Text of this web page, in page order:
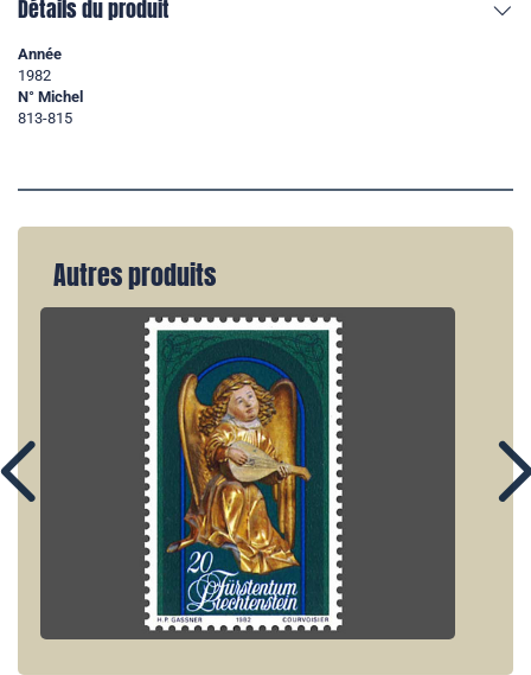
Détails du produit
Année
1982
N° Michel
813-815
Autres produits